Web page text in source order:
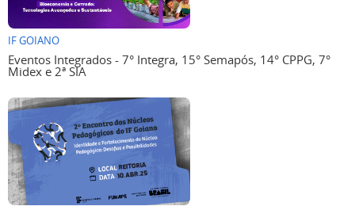
IF GOIANO
Eventos Integrados - 7° Integra, 15° Semapós, 14° CPPG, 7°
Midex e 2ª SIA